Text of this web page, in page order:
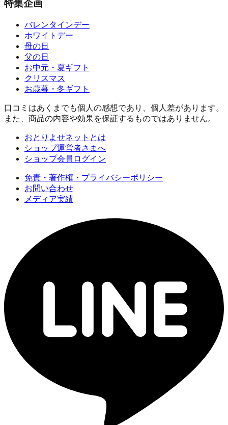
特集企画
バレンタインデー
ホワイトデー
母の日
父の日
お中元・夏ギフト
クリスマス
お歳暮・冬ギフト
口コミはあくまでも個人の感想であり、個人差があります。
また、商品の内容や効果を保証するものではありません。
おとりよせネットとは
ショップ運営者さまへ
ショップ会員ログイン
免責・著作権・プライバシーポリシー
お問い合わせ
メディア実績